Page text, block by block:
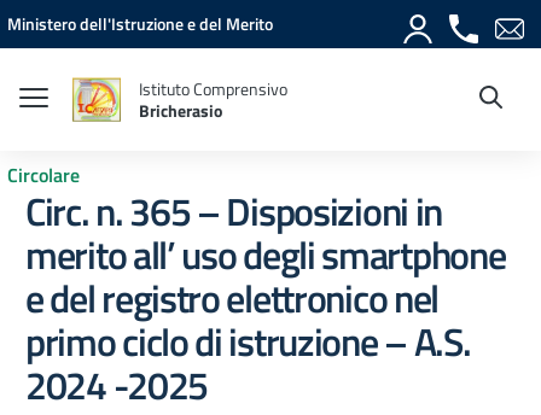
Vai ai contenuti
Vai al menu di navigazione
Vai al footer
Ministero dell'Istruzione e del Merito
Istituto Comprensivo
Bricherasio
Circolare
Circ. n. 365 – Disposizioni in
merito all’ uso degli smartphone
e del registro elettronico nel
primo ciclo di istruzione – A.S.
2024 -2025